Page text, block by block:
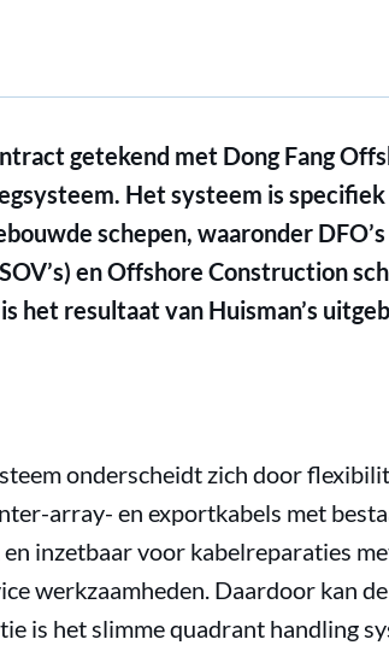
getekend met Dong Fang
Het systeem is
schepen, waaronder
en Offshore Construction
het resultaat van Huisman’s
onderscheidt zich door
array- en exportkabels met
inzetbaar voor kabelreparaties
werkzaamheden. Daardoor kan
is het slimme quadrant handling